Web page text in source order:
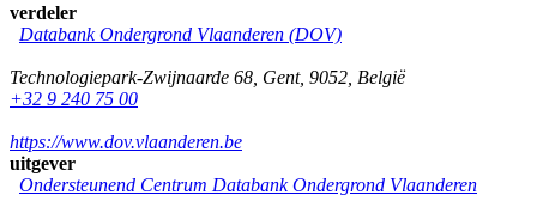
verdeler
Databank Ondergrond Vlaanderen (DOV)
Technologiepark-Zwijnaarde 68 Gent, 9052 België
+32 9 240 75 00
https://www.dov.vlaanderen.be
uitgever
Ondersteunend Centrum Databank Ondergrond Vlaanderen